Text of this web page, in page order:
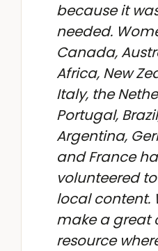
because it
needed.
Canada,
Africa, New
Italy, the
Portugal,
Argentina,
and France
volunteered
local content.
make a great
resource